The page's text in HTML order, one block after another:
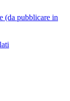
(da pubblicare in